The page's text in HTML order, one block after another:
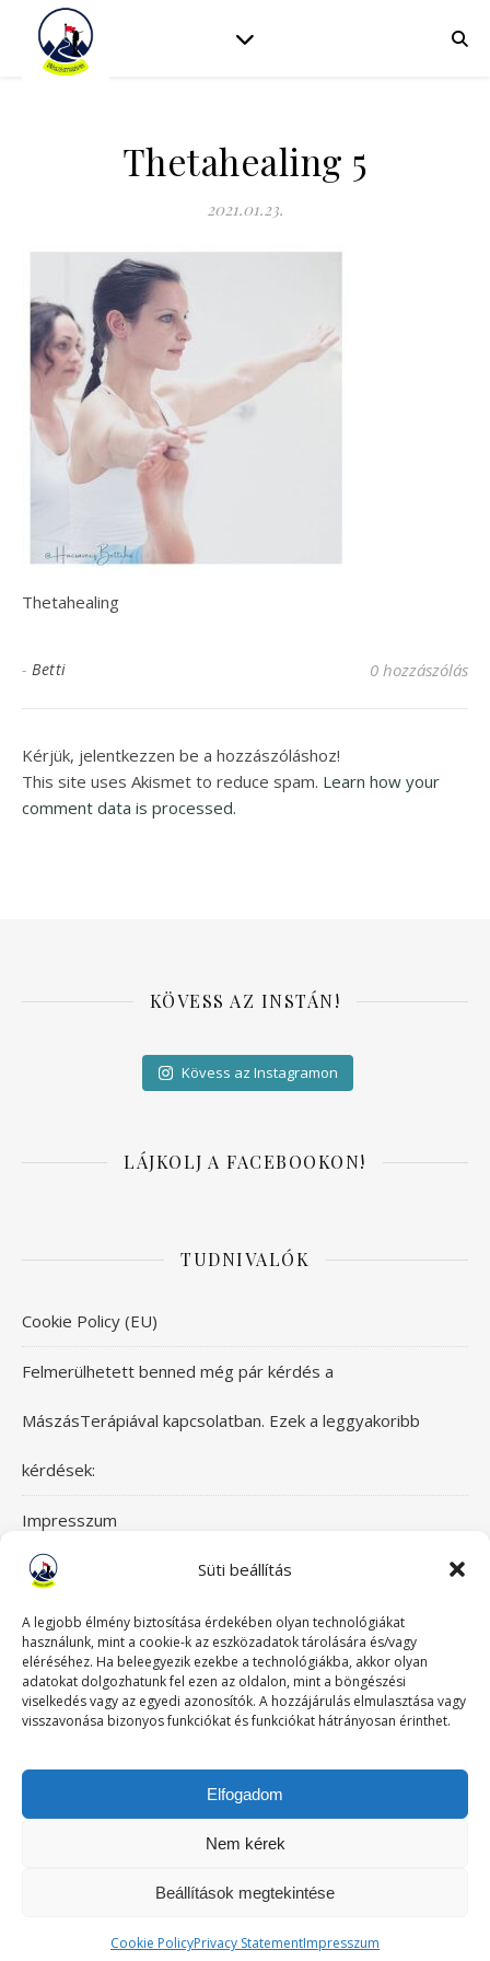
Süti beállítás
A legjobb élmény biztosítása érdekében olyan technológiákat
használunk, mint a cookie-k az eszközadatok tárolására és/vagy
eléréséhez. Ha beleegyezik ezekbe a technológiákba, akkor olyan
adatokat dolgozhatunk fel ezen az oldalon, mint a böngészési
viselkedés vagy az egyedi azonosítók. A hozzájárulás elmulasztása vagy
visszavonása bizonyos funkciókat és funkciókat hátrányosan érinthet.
Elfogadom
Nem kérek
Beállítások megtekintése
Cookie PolicyPrivacy StatementImpresszum
Thetahealing 5
2021.01.23.
Thetahealing
- Betti 0 hozzászólás
Kérjük, jelentkezzen be a hozzászóláshoz!
This site uses Akismet to reduce spam. Learn how your
comment data is processed.
KÖVESS AZ INSTÁN!
Kövess az Instagramon
LÁJKOLJ A FACEBOOKON!
TUDNIVALÓK
Cookie Policy (EU)
Felmerülhetett benned még pár kérdés a
MászásTerápiával kapcsolatban. Ezek a leggyakoribb
kérdések:
Impresszum
Itt érsz el bennünket!
Mászásterápia csapata
Szeretettel üdvözlünk a Mászásterápia oldalán! Gyere,
nézz körül!
TABUDÖNTÖGETŐ MászásTerápia
Történeteink
Ashe a sablont készítette: